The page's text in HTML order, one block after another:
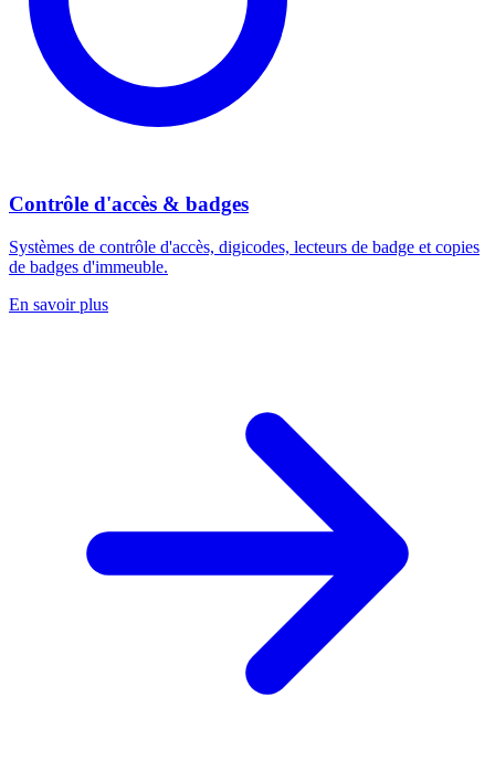
Contrôle d'accès & badges
Systèmes de contrôle d'accès, digicodes, lecteurs de badge et copies
de badges d'immeuble.
En savoir plus